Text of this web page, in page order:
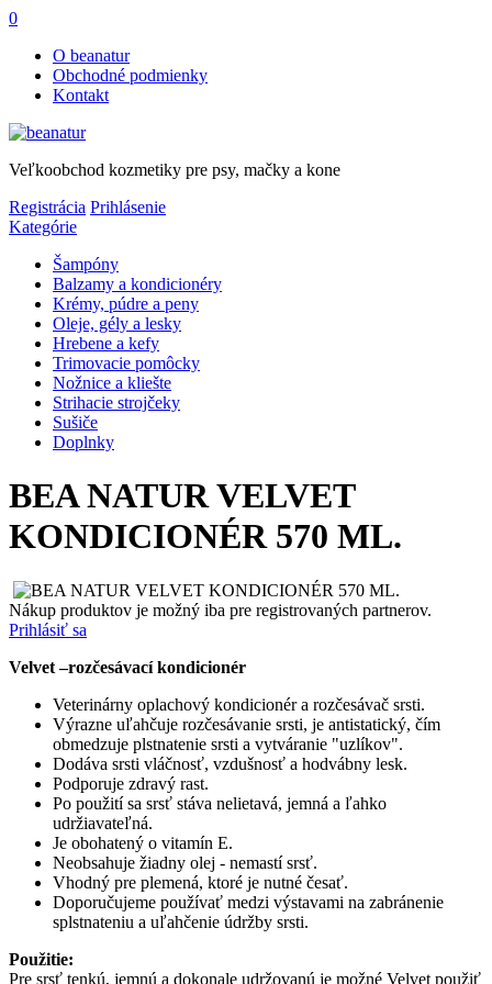
0
O beanatur
Obchodné podmienky
Kontakt
Veľkoobchod kozmetiky pre psy, mačky a kone
Registrácia Prihlásenie
Kategórie
Šampóny
Balzamy a kondicionéry
Krémy, púdre a peny
Oleje, gély a lesky
Hrebene a kefy
Trimovacie pomôcky
Nožnice a kliešte
Strihacie strojčeky
Sušiče
Doplnky
BEA NATUR VELVET
KONDICIONÉR 570 ML.
Nákup produktov je možný iba pre registrovaných partnerov.
Prihlásiť sa
Velvet –rozčesávací kondicionér
Veterinárny oplachový kondicionér a rozčesávač srsti.
Výrazne uľahčuje rozčesávanie srsti, je antistatický, čím
obmedzuje plstnatenie srsti a vytváranie "uzlíkov".
Dodáva srsti vláčnosť, vzdušnosť a hodvábny lesk.
Podporuje zdravý rast.
Po použití sa srsť stáva nelietavá, jemná a ľahko
udržiavateľná.
Je obohatený o vitamín E.
Neobsahuje žiadny olej - nemastí srsť.
Vhodný pre plemená, ktoré je nutné česať.
Doporučujeme používať medzi výstavami na zabránenie
splstnateniu a uľahčenie údržby srsti.
Použitie:
Pre srsť tenkú, jemnú a dokonale udržovanú je možné Velvet použiť